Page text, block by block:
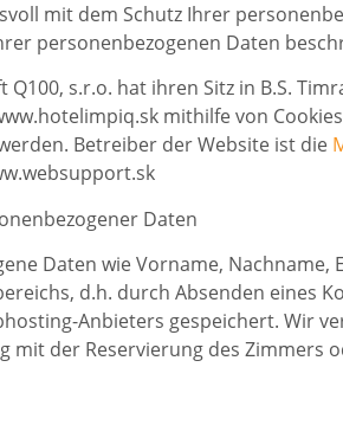
mit dem Schutz Ihrer
personenbezogenen Daten
Q100, s.r.o. hat ihren Sitz in B.S.
mithilfe von
Betreiber der Website ist die
Daten
Daten wie Vorname,
d.h. durch Absenden eines
Anbieters gespeichert. Wir
mit der Reservierung des Zimmers